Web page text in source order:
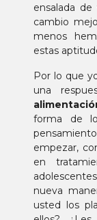
ensalada
cambio
menos
estas
Por lo que
una
forma de
empezar,
en
nueva
usted los